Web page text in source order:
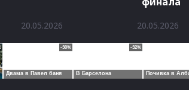
20.05.2026 20.05.2026